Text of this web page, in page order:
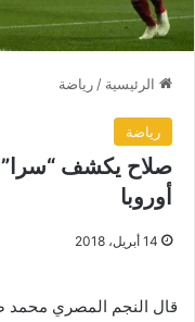
الرئيسية / رياضة
رياضة
صلاح يكشف “سرا”
أوروبا
14 أبريل، 2018
قال النجم المصري محمد